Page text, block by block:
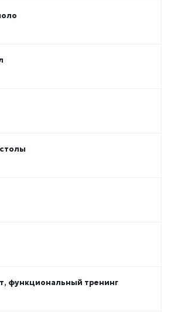
функциональный тренинг